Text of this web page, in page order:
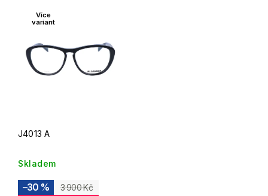
Více
variant
J4013 A
Skladem
3 900 Kč
–30 %